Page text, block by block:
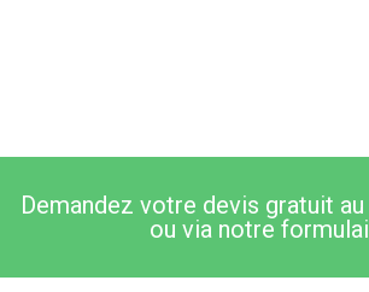
Demandez votre devis gratuit
ou via notre